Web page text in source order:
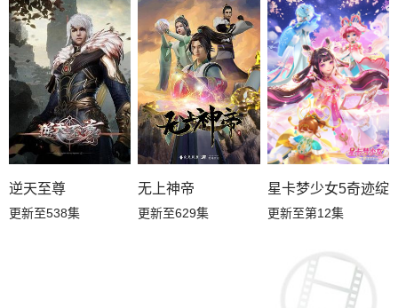
逆天至尊
更新至538集
无上神帝
更新至629集
星卡梦少女5奇迹绽
更新至第12集